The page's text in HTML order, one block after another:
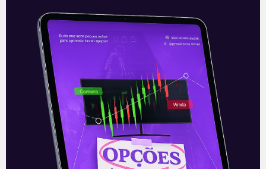
Energisa (ENGI11): Contrato
com a Casa dos Ventos
A Casa dos Ventos, maior
desenvolvedora de projetos de geração
de energia através de fontes renováveis
do Brasil, fechou contrato com a Energisa
(ENGI11), uma